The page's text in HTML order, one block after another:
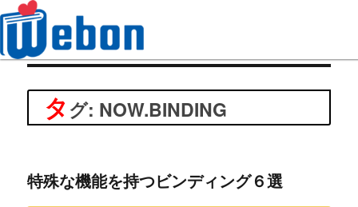
タ グ: NOW.BINDING
特殊な機能を持つビンディング６選